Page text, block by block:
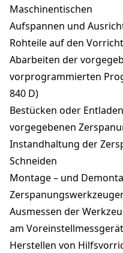
Maschinentischen
Aufspannen und
Rohteile auf den
Abarbeiten der
vorprogrammierten
840 D)
Bestücken oder
vorgegebenen
Instandhaltung der
Schneiden
Montage – und
Ausmessen der
am Voreinstellmessgerät
Herstellen von